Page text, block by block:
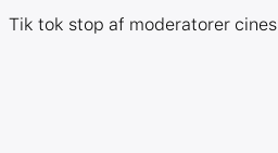
Tik tok stop af moderatorer cines